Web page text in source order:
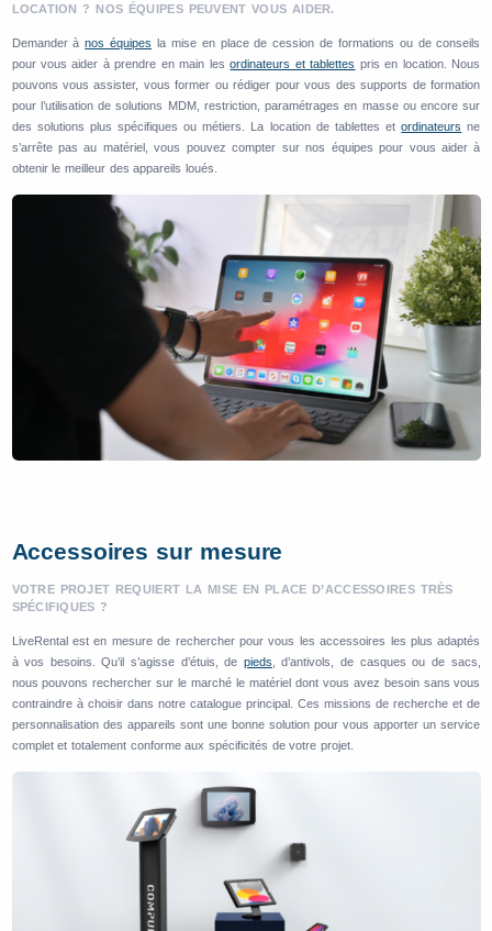
LOCATION ? NOS ÉQUIPES PEUVENT VOUS AIDER.
Demander ànos équipes la mise en place de cession de formations ou de conseils
pour vous aider à prendre en main lesordinateurs et tablettes pris en location. Nous
pouvons vous assister, vous former ou rédiger pour vous des supports de formation
pour l’utilisation de solutions MDM, restriction, paramétrages en masse ou encore sur
des solutions plus spécifiques ou métiers. La location de tablettes etordinateurs ne
s’arrête pas au matériel, vous pouvez compter sur nos équipes pour vous aider à
obtenir le meilleur des appareils loués.
Accessoires sur mesure
VOTRE PROJET REQUIERT LA MISE EN PLACE D’ACCESSOIRES TRÈS
SPÉCIFIQUES ?
LiveRental est en mesure de rechercher pour vous les accessoires les plus adaptés
à vos besoins. Qu’il s’agisse d’étuis, de pieds , d’antivols, de casques ou de sacs,
nous pouvons rechercher sur le marché le matériel dont vous avez besoin sans vous
contraindre à choisir dans notre catalogue principal. Ces missions de recherche et de
personnalisation des appareils sont une bonne solution pour vous apporter un service
complet et totalement conforme aux spécificités de votre projet.